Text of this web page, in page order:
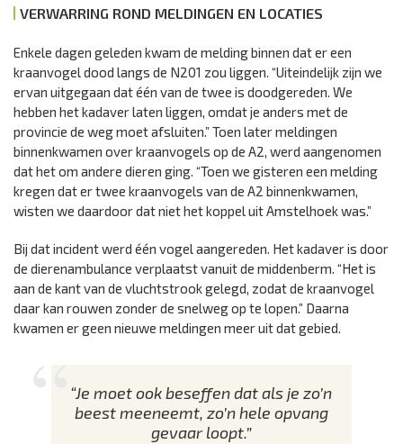
VERWARRING ROND MELDINGEN EN LOCATIES
Enkele dagen geleden kwam de melding binnen dat er een
kraanvogel dood langs de N201 zou liggen. “Uiteindelijk zijn we
ervan uitgegaan dat één van de twee is doodgereden. We
hebben het kadaver laten liggen, omdat je anders met de
provincie de weg moet afsluiten.” Toen later meldingen
binnenkwamen over kraanvogels op de A2, werd aangenomen
dat het om andere dieren ging. “Toen we gisteren een melding
kregen dat er twee kraanvogels van de A2 binnenkwamen,
wisten we daardoor dat niet het koppel uit Amstelhoek was.”
Bij dat incident werd één vogel aangereden. Het kadaver is door
de dierenambulance verplaatst vanuit de middenberm. “Het is
aan de kant van de vluchtstrook gelegd, zodat de kraanvogel
daar kan rouwen zonder de snelweg op te lopen.” Daarna
kwamen er geen nieuwe meldingen meer uit dat gebied.
“Je moet ook beseffen dat als je zo’n
beest meeneemt, zo’n hele opvang
gevaar loopt.”